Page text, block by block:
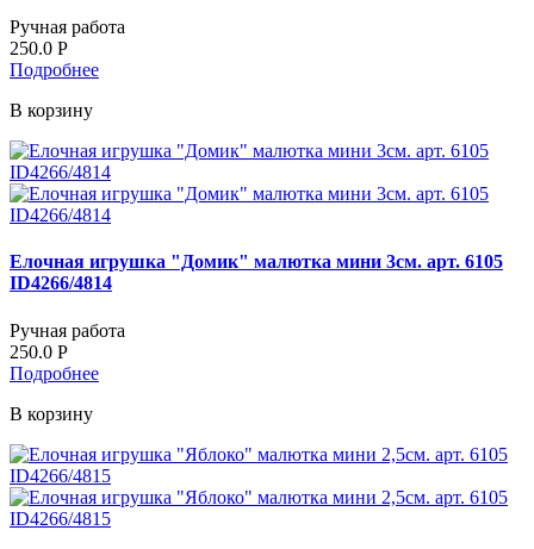
Ручная работа
250.0 Р
Подробнее
В корзину
Елочная игрушка "Домик" малютка мини 3см. арт. 6105
ID4266/4814
Ручная работа
250.0 Р
Подробнее
В корзину